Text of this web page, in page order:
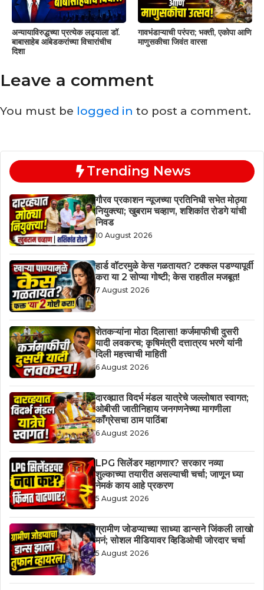
अन्यायाविरुद्धच्या प्रत्येक लढ्याला डॉ.
बाबासाहेब आंबेडकरांच्या विचारांचीच
दिशा
गावभंडाऱ्याची परंपरा; भक्ती, एकोपा आणि
माणुसकीचा जिवंत वारसा
Leave a comment
You must be logged in to post a comment.
Trending News
गौरव प्रकाशन न्यूजच्या प्रतिनिधी सभेत मोठ्या
नियुक्त्या; खुबराम चव्हाण, शशिकांत रोडगे यांची
निवड
10 August 2026
हार्ड वॉटरमुळे केस गळतायत? टक्कल पडण्यापूर्वी
करा या 2 सोप्या गोष्टी; केस राहतील मजबूत!
7 August 2026
शेतकऱ्यांना मोठा दिलासा! कर्जमाफीची दुसरी
यादी लवकरच; कृषिमंत्री दत्तात्रय भरणे यांनी
दिली महत्त्वाची माहिती
6 August 2026
दारव्ह्यात विदर्भ मंडल यात्रेचे जल्लोषात स्वागत;
ओबीसी जातीनिहाय जनगणनेच्या मागणीला
काँग्रेसचा ठाम पाठिंबा
6 August 2026
LPG सिलेंडर महागणार? सरकार नव्या
शुल्काच्या तयारीत असल्याची चर्चा; जाणून घ्या
नेमकं काय आहे प्रकरण
5 August 2026
ग्रामीण जोडप्याच्या साध्या डान्सने जिंकली लाखो
मनं; सोशल मीडियावर व्हिडिओची जोरदार चर्चा
5 August 2026